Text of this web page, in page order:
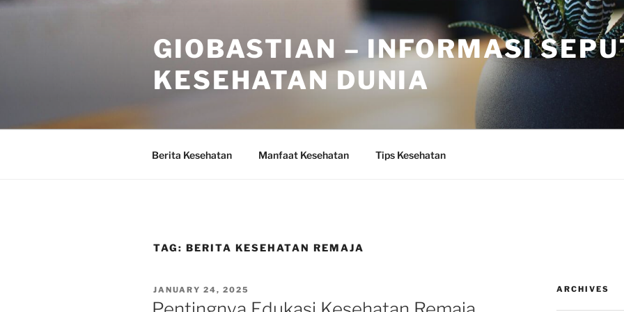
Skip
GIOBASTIAN – INFORMASI
KESEHATAN DUNIA
Berita Kesehatan Manfaat Kesehatan Tips Kesehatan
TAG: BERITA KESEHATAN REMAJA
POSTED
ON
JANUARY 24, 2025 ARCHIVES